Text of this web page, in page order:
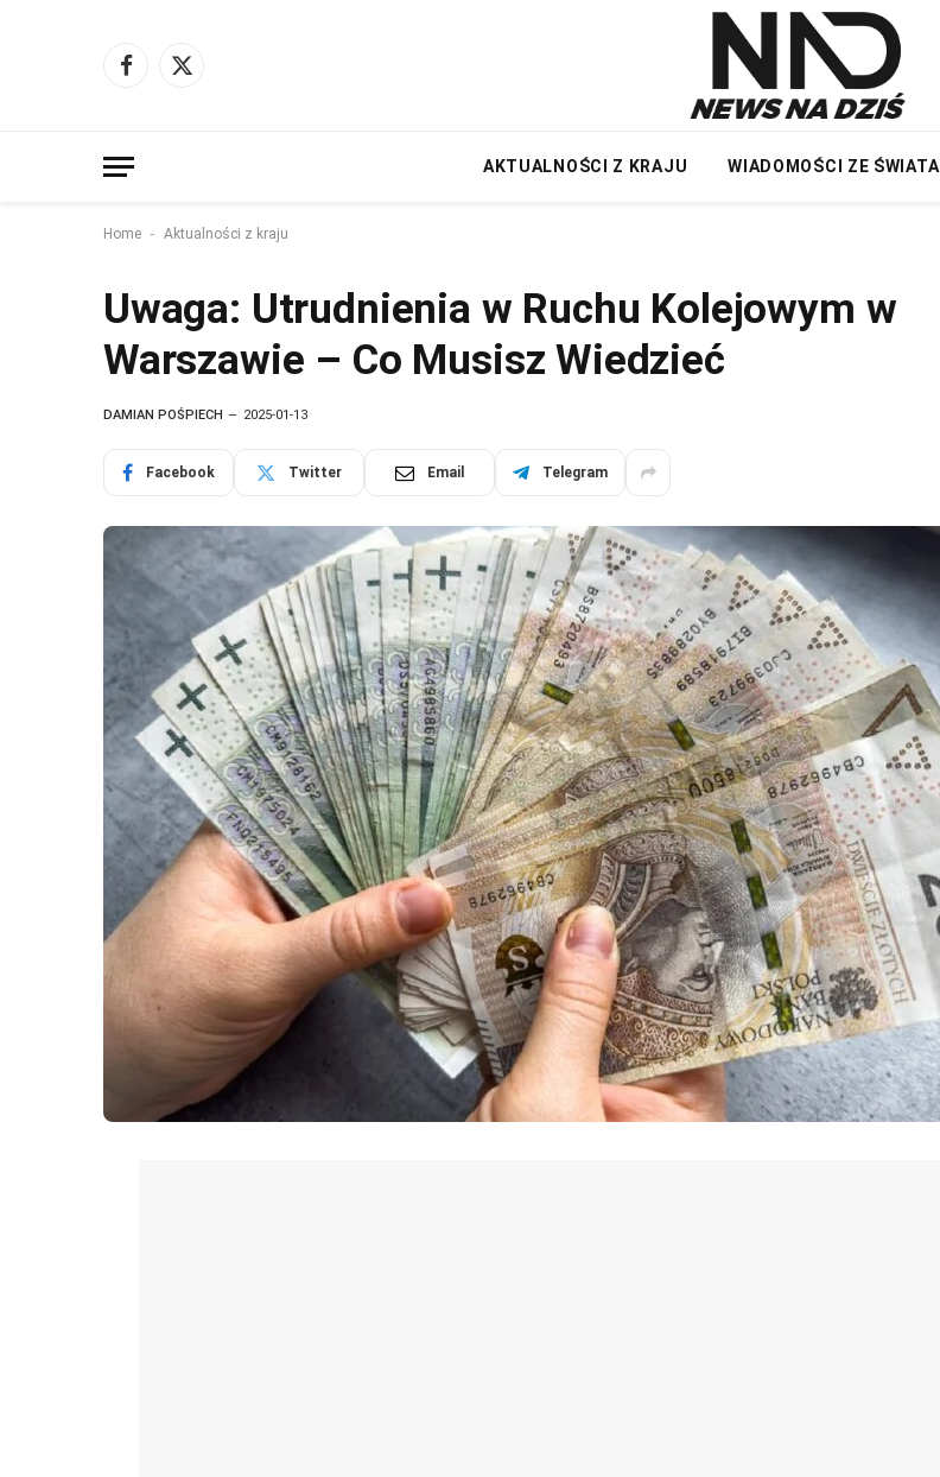
Facebook
X
AKTUALNOŚCI Z KRAJU WIADOMOŚCI ZE ŚWIATA
Home - Aktualności z kraju
Uwaga: Utrudnienia w Ruchu Kolejowym w
Warszawie – Co Musisz Wiedzieć
DAMIAN POŚPIECH 2025-01-13
Facebook Twitter Email Telegram